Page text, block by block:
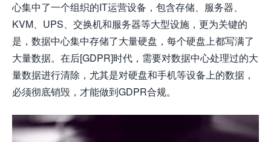
心集中了一个组织的IT运营设备，包含存储、服务器、
KVM、UPS、交换机和服务器等大型设施，更为关键的
是，数据中心集中存储了大量硬盘，每个硬盘上都写满了
大量数据。在后[GDPR]时代，需要对数据中心处理过的大
量数据进行清除，尤其是对硬盘和手机等设备上的数据，
必须彻底销毁，才能做到GDPR合规。